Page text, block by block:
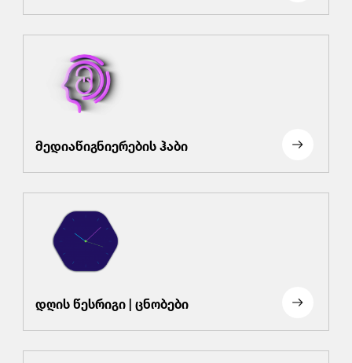
მედიაწიგნიერების ჰაბი
დღის წესრიგი | ცნობები